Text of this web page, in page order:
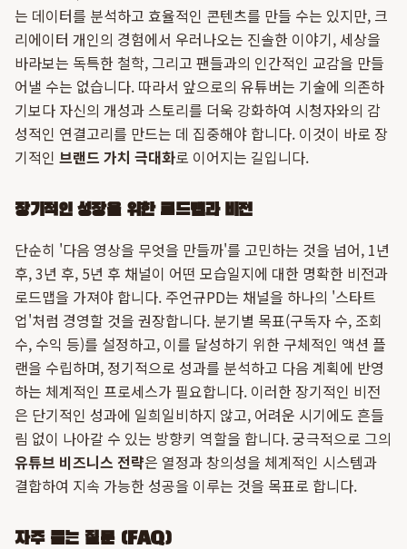
는 데이터를 분석하고 효율적인 콘텐츠를 만들 수는 있지만, 크
리에이터 개인의 경험에서 우러나오는 진솔한 이야기, 세상을
바라보는 독특한 철학, 그리고 팬들과의 인간적인 교감을 만들
어낼 수는 없습니다. 따라서 앞으로의 유튜버는 기술에 의존하
기보다 자신의 개성과 스토리를 더욱 강화하여 시청자와의 감
성적인 연결고리를 만드는 데 집중해야 합니다. 이것이 바로 장
기적인 브랜드 가치 극대화로 이어지는 길입니다.
장기적인 성장을 위한 로드맵과 비전
단순히 '다음 영상을 무엇을 만들까'를 고민하는 것을 넘어, 1년
후, 3년 후, 5년 후 채널이 어떤 모습일지에 대한 명확한 비전과
로드맵을 가져야 합니다. 주언규PD는 채널을 하나의 '스타트
업'처럼 경영할 것을 권장합니다. 분기별 목표(구독자 수, 조회
수, 수익 등)를 설정하고, 이를 달성하기 위한 구체적인 액션 플
랜을 수립하며, 정기적으로 성과를 분석하고 다음 계획에 반영
하는 체계적인 프로세스가 필요합니다. 이러한 장기적인 비전
은 단기적인 성과에 일희일비하지 않고, 어려운 시기에도 흔들
림 없이 나아갈 수 있는 방향키 역할을 합니다. 궁극적으로 그의
유튜브 비즈니스 전략은 열정과 창의성을 체계적인 시스템과
결합하여 지속 가능한 성공을 이루는 것을 목표로 합니다.
자주 묻는 질문 (FAQ)